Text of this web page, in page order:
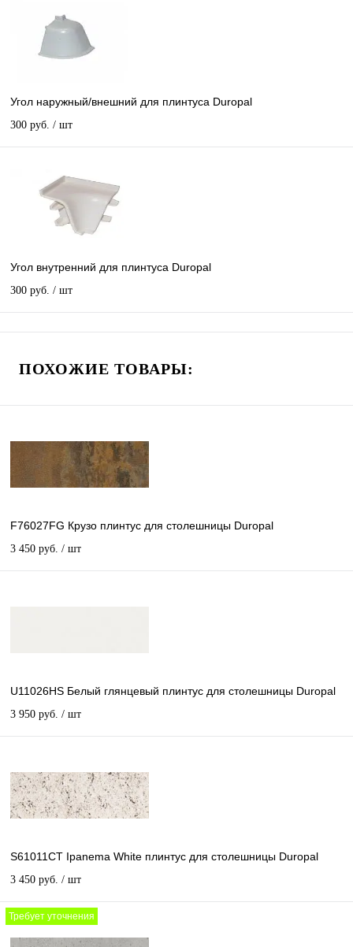
Угол наружный/внешний для плинтуса Duropal
300 руб. / шт
Угол внутренний для плинтуса Duropal
300 руб. / шт
ПОХОЖИЕ ТОВАРЫ:
F76027FG Крузо плинтус для столешницы Duropal
3 450 руб. / шт
U11026HS Белый глянцевый плинтус для столешницы Duropal
3 950 руб. / шт
S61011CT Ipanema White плинтус для столешницы Duropal
3 450 руб. / шт
Требует уточнения